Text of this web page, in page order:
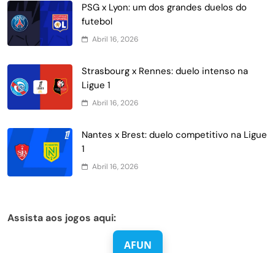
PSG x Lyon: um dos grandes duelos do
futebol
Abril 16, 2026
Strasbourg x Rennes: duelo intenso na
Ligue 1
Abril 16, 2026
Nantes x Brest: duelo competitivo na Ligue
1
Abril 16, 2026
Assista aos jogos aqui:
AFUN